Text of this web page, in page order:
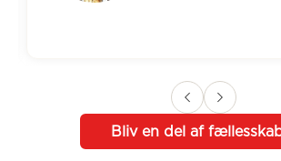
Bliv en del af